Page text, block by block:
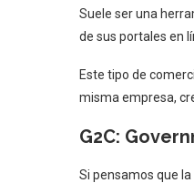
Suele ser una
de sus portales en
Este tipo de
misma empresa,
G2C:
Si pensamos que